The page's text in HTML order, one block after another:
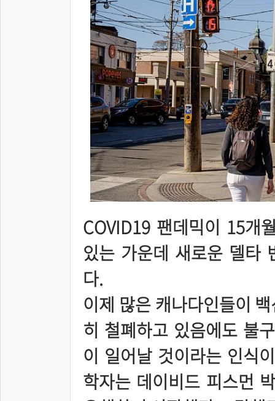
COVID19 팬데믹이 15개
있는 가운데 새로운 델타
다.
이제 많은 캐나다인들이
히 철폐하고 있음에도 불
이 일어날 것이라는 인식
학자는 데이비드 피스먼